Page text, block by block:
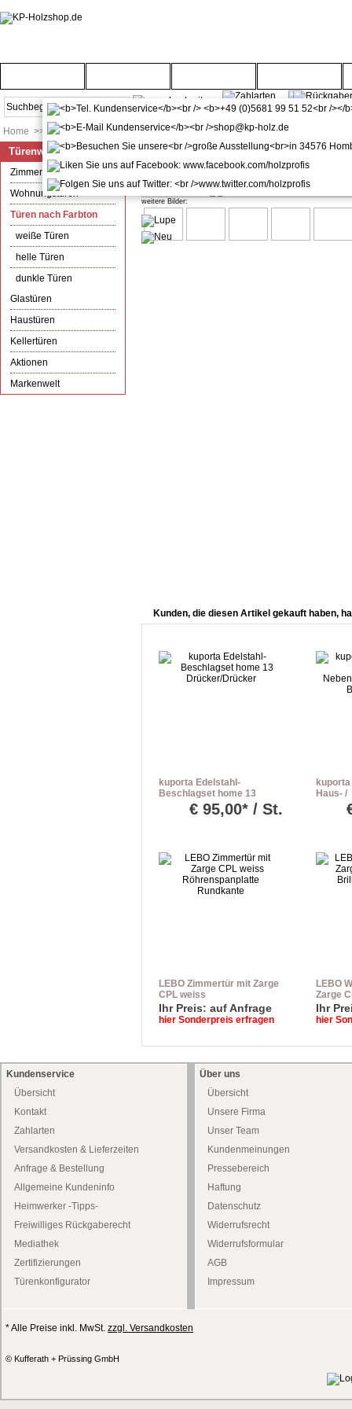
Home >> Türenwelt >> Türen nach Farbton
kuporta Kellertür Garagentür
weitere Bilder:
Kunden, die diesen Artikel gekauft haben,
kuporta Edelstahl-
Beschlagset home 13
Drücker/Drücker
€ 95,00* / St.
Haus- /
LEBO Zimmertür mit Zarge
CPL weiss
Röhrenspanplatte
Rundkante
Ihr Preis: auf Anfrage
hier Sonderpreis erfragen
LEBO
Zarge
Brillant
Ihr
hier
Türenwelt
Zimmertüren
Wohnungstüren
Türen nach Farbton
weiße Türen
helle Türen
dunkle Türen
Glastüren
Haustüren
Kellertüren
Aktionen
Markenwelt
Kundenservice
Übersicht
Kontakt
Zahlarten
Versandkosten & Lieferzeiten
Anfrage & Bestellung
Allgemeine Kundeninfo
Heimwerker -Tipps-
Freiwilliges Rückgaberecht
Mediathek
Zertifizierungen
Türenkonfigurator
Über uns
Übersicht
Unsere Firma
Unser Team
Kundenmeinungen
Pressebereich
Haftung
Datenschutz
Widerrufsrecht
Widerrufsformular
AGB
Impressum
* Alle Preise inkl. MwSt. zzgl. Versandkosten
© Kufferath + Prüssing GmbH